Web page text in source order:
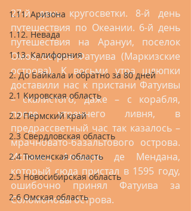
1.11. Аризона
1.12. Невада
1.13. Калифорния
2. До Байкала и обратно за 80 дней
2.1 Кировская область
2.2 Пермский край
2.3 Свердловская область
2.4 Тюменская область
2.5 Новосибирская область
2.6 Омская область
27-й день кругосветки. 8-й день
путешествия по Океании. 6-й день
путешествия на Арануи, поселок
Омоа, остров Фатуива  (Маркизские
острова). К восьми утра шлюпки
доставили нас к пристани Фатуивы
– скалистого, даже – с корабля,
после утреннего ливня, в
предрассветный час так казалось –
мрачновато-базальтового острова.
Испанец Альваро де Мендана,
который сюда пристал в 1595 году,
ошибочно принял Фатуива за
Соломоновы острова.